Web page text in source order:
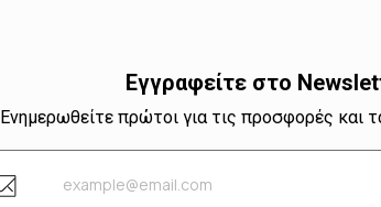
Εγγραφείτε στο
Ενημερωθείτε πρώτοι για τις προσφορές και